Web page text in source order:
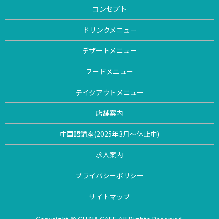
コンセプト
ドリンクメニュー
デザートメニュー
フードメニュー
テイクアウトメニュー
店舗案内
中国語講座(2025年3月〜休止中)
求人案内
プライバシーポリシー
サイトマップ